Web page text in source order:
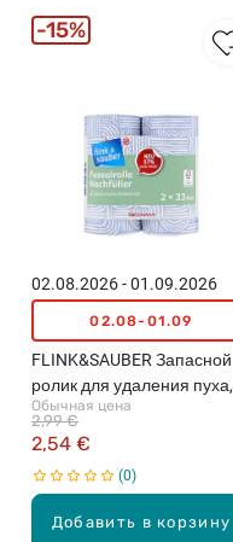
Добавить в корзину
02.08.2026 - 01.09.2026
02.08-01.09
FLINK&SAUBER Запасной
ролик для удаления пуха,
33 лист, 5,80м, 2шт.
Обычная цена
2,54 €
2,99 €
0
15%